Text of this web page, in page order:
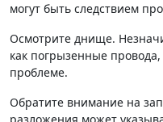
могут быть следствием
Осмотрите днище.
как погрызенные
проблеме.
Обратите внимание на